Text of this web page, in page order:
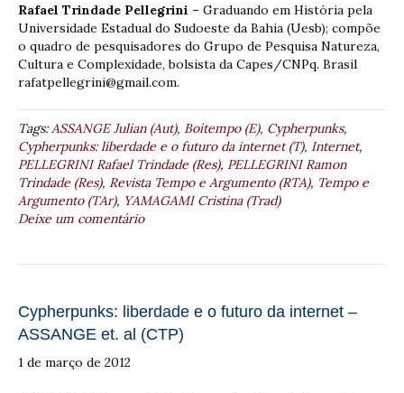
Rafael Trindade Pellegrini – Graduando em História pela
Universidade Estadual do Sudoeste da Bahia (Uesb); compõe
o quadro de pesquisadores do Grupo de Pesquisa Natureza,
Cultura e Complexidade, bolsista da Capes/CNPq. Brasil
rafatpellegrini@gmail.com.
Tags:ASSANGE Julian (Aut), Boitempo (E), Cypherpunks,
Cypherpunks: liberdade e o futuro da internet (T), Internet,
PELLEGRINI Rafael Trindade (Res), PELLEGRINI Ramon
Trindade (Res), Revista Tempo e Argumento (RTA), Tempo e
Argumento (TAr), YAMAGAMI Cristina (Trad)
Deixe um comentário
Cypherpunks: liberdade e o futuro da internet –
ASSANGE et. al (CTP)
1 de março de 2012